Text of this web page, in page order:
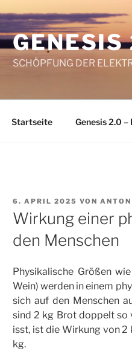
SCHÖPFUNG DER
Startseite Genesis 2.0
VERÖFFENTLICHT
AM
6. APRIL 2025 VON ANTON
Wirkung einer
den Menschen
Physikalische Größen
Wein) werden in einem
sich auf den Menschen
sind 2 kg Brot doppelt so
isst, ist die Wirkung von
kg.